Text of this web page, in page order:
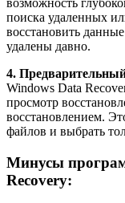
возможность
поиска удаленных
восстановить
удалены давно.
4.
Windows Data
просмотр
восстановлением.
файлов и выбрать
Минусы
Recovery: